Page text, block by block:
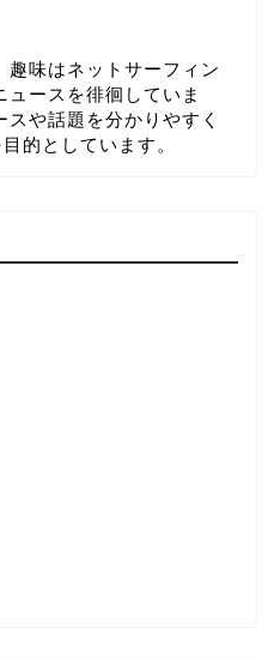
味はネットサーフィン
ースを徘徊していま
や話題を分かりやすく
的としています。